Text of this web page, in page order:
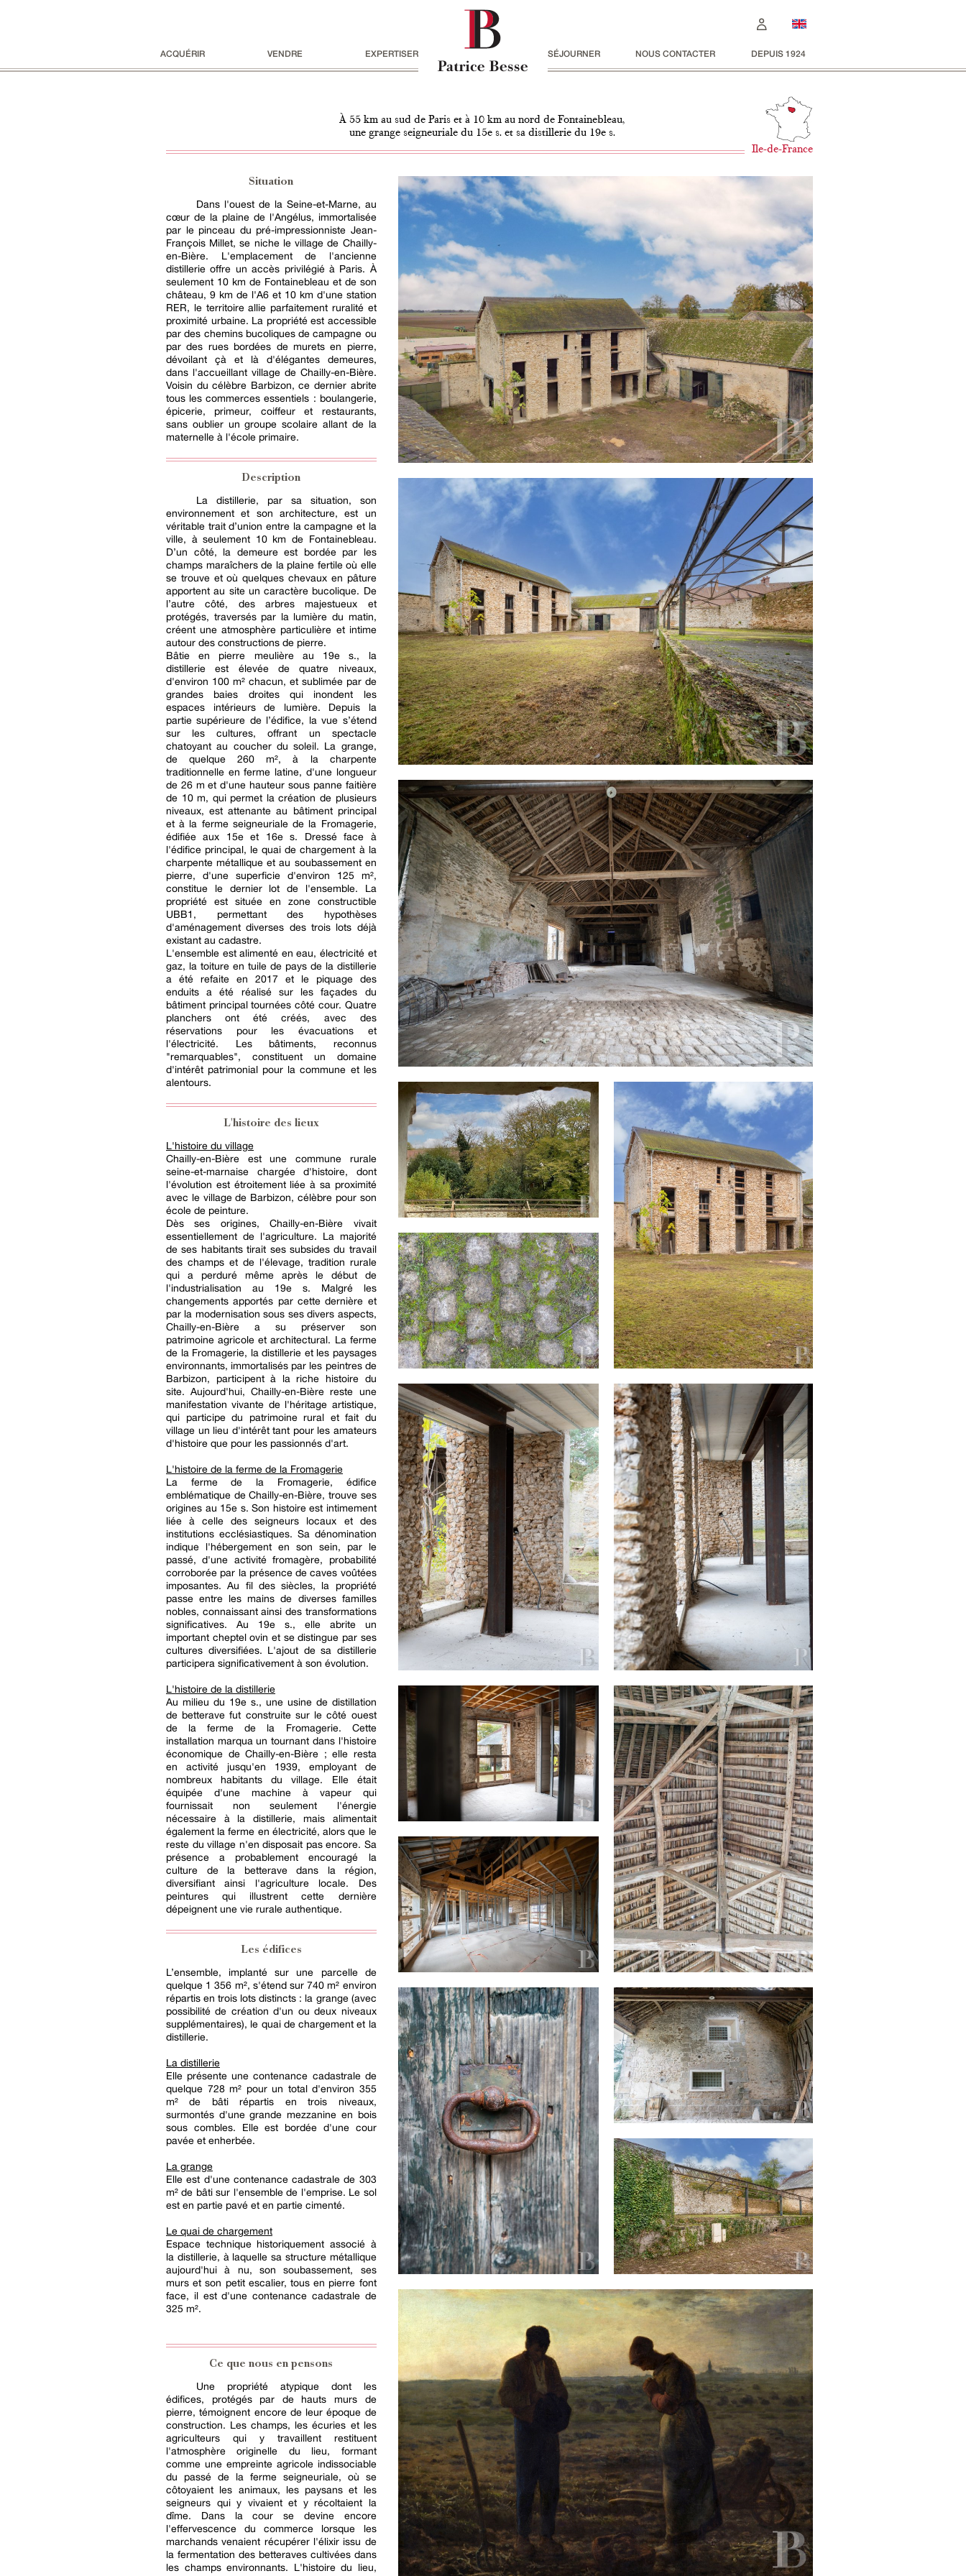
ACQUÉRIR VENDRE EXPERTISER SÉJOURNER NOUS CONTACTER DEPUIS 1924
À 55 km au sud de Paris et à 10 km au nord de Fontainebleau,
une grange seigneuriale du 15e s. et sa distillerie du 19e s.
Ile-de-France
Situation
Dans l'ouest de la Seine-et-Marne, au
cœur de la plaine de l'Angélus, immortalisée
par le pinceau du pré-impressionniste Jean-
François Millet, se niche le village de Chailly-
en-Bière. L'emplacement de l'ancienne
distillerie offre un accès privilégié à Paris. À
seulement 10 km de Fontainebleau et de son
château, 9 km de l'A6 et 10 km d'une station
RER, le territoire allie parfaitement ruralité et
proximité urbaine. La propriété est accessible
par des chemins bucoliques de campagne ou
par des rues bordées de murets en pierre,
dévoilant çà et là d'élégantes demeures,
dans l'accueillant village de Chailly-en-Bière.
Voisin du célèbre Barbizon, ce dernier abrite
tous les commerces essentiels : boulangerie,
épicerie, primeur, coiffeur et restaurants,
sans oublier un groupe scolaire allant de la
maternelle à l'école primaire.
Description
La distillerie, par sa situation, son
environnement et son architecture, est un
véritable trait d’union entre la campagne et la
ville, à seulement 10 km de Fontainebleau.
D’un côté, la demeure est bordée par les
champs maraîchers de la plaine fertile où elle
se trouve et où quelques chevaux en pâture
apportent au site un caractère bucolique. De
l’autre côté, des arbres majestueux et
protégés, traversés par la lumière du matin,
créent une atmosphère particulière et intime
autour des constructions de pierre.
Bâtie en pierre meulière au 19e s., la
distillerie est élevée de quatre niveaux,
d'environ 100 m² chacun, et sublimée par de
grandes baies droites qui inondent les
espaces intérieurs de lumière. Depuis la
partie supérieure de l’édifice, la vue s’étend
sur les cultures, offrant un spectacle
chatoyant au coucher du soleil. La grange,
de quelque 260 m², à la charpente
traditionnelle en ferme latine, d'une longueur
de 26 m et d'une hauteur sous panne faitière
de 10 m, qui permet la création de plusieurs
niveaux, est attenante au bâtiment principal
et à la ferme seigneuriale de la Fromagerie,
édifiée aux 15e et 16e s. Dressé face à
l'édifice principal, le quai de chargement à la
charpente métallique et au soubassement en
pierre, d'une superficie d'environ 125 m²,
constitue le dernier lot de l'ensemble. La
propriété est située en zone constructible
UBB1, permettant des hypothèses
d'aménagement diverses des trois lots déjà
existant au cadastre.
L'ensemble est alimenté en eau, électricité et
gaz, la toiture en tuile de pays de la distillerie
a été refaite en 2017 et le piquage des
enduits a été réalisé sur les façades du
bâtiment principal tournées côté cour. Quatre
planchers ont été créés, avec des
réservations pour les évacuations et
l'électricité. Les bâtiments, reconnus
"remarquables", constituent un domaine
d'intérêt patrimonial pour la commune et les
alentours.
L'histoire des lieux
L'histoire du village
Chailly-en-Bière est une commune rurale
seine-et-marnaise chargée d'histoire, dont
l'évolution est étroitement liée à sa proximité
avec le village de Barbizon, célèbre pour son
école de peinture.
Dès ses origines, Chailly-en-Bière vivait
essentiellement de l'agriculture. La majorité
de ses habitants tirait ses subsides du travail
des champs et de l'élevage, tradition rurale
qui a perduré même après le début de
l'industrialisation au 19e s. Malgré les
changements apportés par cette dernière et
par la modernisation sous ses divers aspects,
Chailly-en-Bière a su préserver son
patrimoine agricole et architectural. La ferme
de la Fromagerie, la distillerie et les paysages
environnants, immortalisés par les peintres de
Barbizon, participent à la riche histoire du
site. Aujourd'hui, Chailly-en-Bière reste une
manifestation vivante de l'héritage artistique,
qui participe du patrimoine rural et fait du
village un lieu d'intérêt tant pour les amateurs
d'histoire que pour les passionnés d'art.
L'histoire de la ferme de la Fromagerie
La ferme de la Fromagerie, édifice
emblématique de Chailly-en-Bière, trouve ses
origines au 15e s. Son histoire est intimement
liée à celle des seigneurs locaux et des
institutions ecclésiastiques. Sa dénomination
indique l'hébergement en son sein, par le
passé, d'une activité fromagère, probabilité
corroborée par la présence de caves voûtées
imposantes. Au fil des siècles, la propriété
passe entre les mains de diverses familles
nobles, connaissant ainsi des transformations
significatives. Au 19e s., elle abrite un
important cheptel ovin et se distingue par ses
cultures diversifiées. L'ajout de sa distillerie
participera significativement à son évolution.
L'histoire de la distillerie
Au milieu du 19e s., une usine de distillation
de betterave fut construite sur le côté ouest
de la ferme de la Fromagerie. Cette
installation marqua un tournant dans l'histoire
économique de Chailly-en-Bière ; elle resta
en activité jusqu'en 1939, employant de
nombreux habitants du village. Elle était
équipée d'une machine à vapeur qui
fournissait non seulement l'énergie
nécessaire à la distillerie, mais alimentait
également la ferme en électricité, alors que le
reste du village n'en disposait pas encore. Sa
présence a probablement encouragé la
culture de la betterave dans la région,
diversifiant ainsi l'agriculture locale. Des
peintures qui illustrent cette dernière
dépeignent une vie rurale authentique.
Les édifices
L’ensemble, implanté sur une parcelle de
quelque 1 356 m², s'étend sur 740 m² environ
répartis en trois lots distincts : la grange (avec
possibilité de création d'un ou deux niveaux
supplémentaires), le quai de chargement et la
distillerie.
La distillerie
Elle présente une contenance cadastrale de
quelque 728 m² pour un total d'environ 355
m² de bâti répartis en trois niveaux,
surmontés d'une grande mezzanine en bois
sous combles. Elle est bordée d'une cour
pavée et enherbée.
La grange
Elle est d'une contenance cadastrale de 303
m² de bâti sur l'ensemble de l'emprise. Le sol
est en partie pavé et en partie cimenté.
Le quai de chargement
Espace technique historiquement associé à
la distillerie, à laquelle sa structure métallique
aujourd'hui à nu, son soubassement, ses
murs et son petit escalier, tous en pierre font
face, il est d'une contenance cadastrale de
325 m².
Ce que nous en pensons
Une propriété atypique dont les
édifices, protégés par de hauts murs de
pierre, témoignent encore de leur époque de
construction. Les champs, les écuries et les
agriculteurs qui y travaillent restituent
l'atmosphère originelle du lieu, formant
comme une empreinte agricole indissociable
du passé de la ferme seigneuriale, où se
côtoyaient les animaux, les paysans et les
seigneurs qui y vivaient et y récoltaient la
dîme. Dans la cour se devine encore
l'effervescence du commerce lorsque les
marchands venaient récupérer l'élixir issu de
la fermentation des betteraves cultivées dans
les champs environnants. L'histoire du lieu,